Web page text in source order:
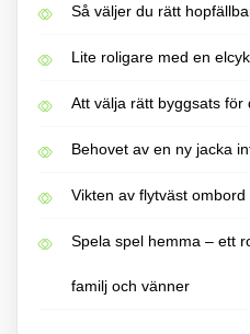
Så väljer du rätt
Lite roligare med en
Att välja rätt byggsats för
Behovet av en ny jacka
Vikten av flytväst
Spela spel hemma – ett
familj och vänner